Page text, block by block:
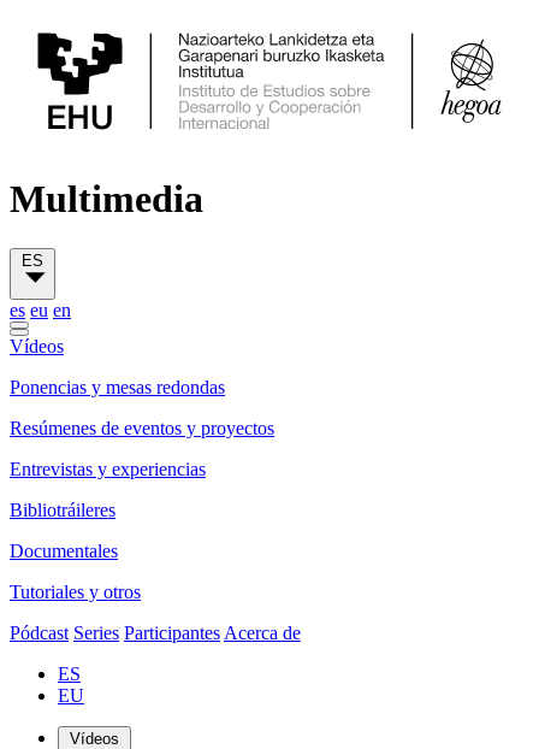
Multimedia
ES
es eu en
Vídeos
Ponencias y mesas redondas
Resúmenes de eventos y proyectos
Entrevistas y experiencias
Bibliotráileres
Documentales
Tutoriales y otros
Pódcast Series Participantes Acerca de
ES
EU
Vídeos